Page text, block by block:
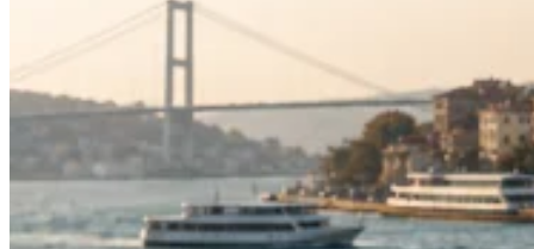
Alle LeitfädenEuropaAmerikaAsien-PazifikAfrika